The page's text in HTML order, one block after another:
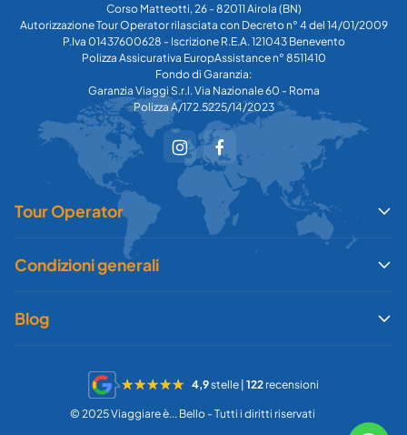
Corso Matteotti, 26 - 82011 Airola (BN)
Autorizzazione Tour Operator rilasciata con Decreto n° 4 del 14/01/2009
P.Iva 01437600628 - Iscrizione R.E.A. 121043 Benevento
Polizza Assicurativa EuropAssistance n° 8511410
Fondo di Garanzia:
Garanzia Viaggi S.r.l. Via Nazionale 60 - Roma
Polizza A/172.5225/14/2023
Tour Operator
Condizioni generali
Blog
4,9stelle | 122 recensioni
© 2025 Viaggiare è... Bello - Tutti i diritti riservati